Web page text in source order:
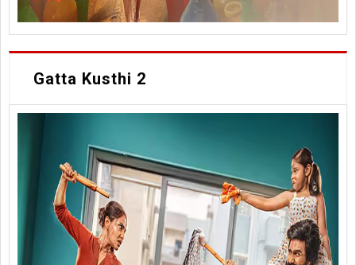
Gatta Kusthi 2